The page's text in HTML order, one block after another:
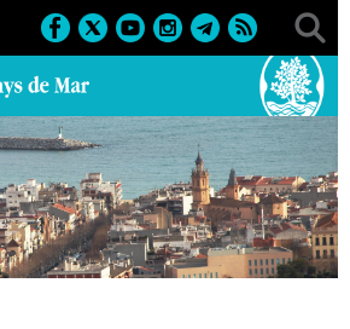
> Cultura > Agenda > 05-05-2008